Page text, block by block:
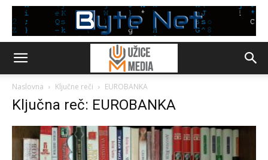
Naslovna Ključne reči EUROBANKA
Ključna reč: EUROBANKA